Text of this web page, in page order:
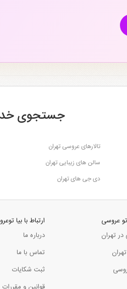
جستجوی
تالارهای عروسی تهران
سالن های زیبایی تهران
دی جی های تهران
عروسی
در تهران
ارتباط با بیا
درباره ما
تماس با ما
ثبت شکایات